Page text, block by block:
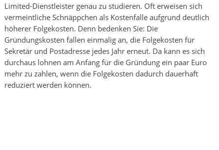
Limited-Dienstleister genau zu studieren. Oft erweisen sich
vermeintliche Schnäppchen als Kostenfalle aufgrund deutlich
höherer Folgekosten. Denn bedenken Sie: Die
Gründungskosten fallen einmalig an, die Folgekosten für
Sekretär und Postadresse jedes Jahr erneut. Da kann es sich
durchaus lohnen am Anfang für die Gründung ein paar Euro
mehr zu zahlen, wenn die Folgekosten dadurch dauerhaft
reduziert werden können.